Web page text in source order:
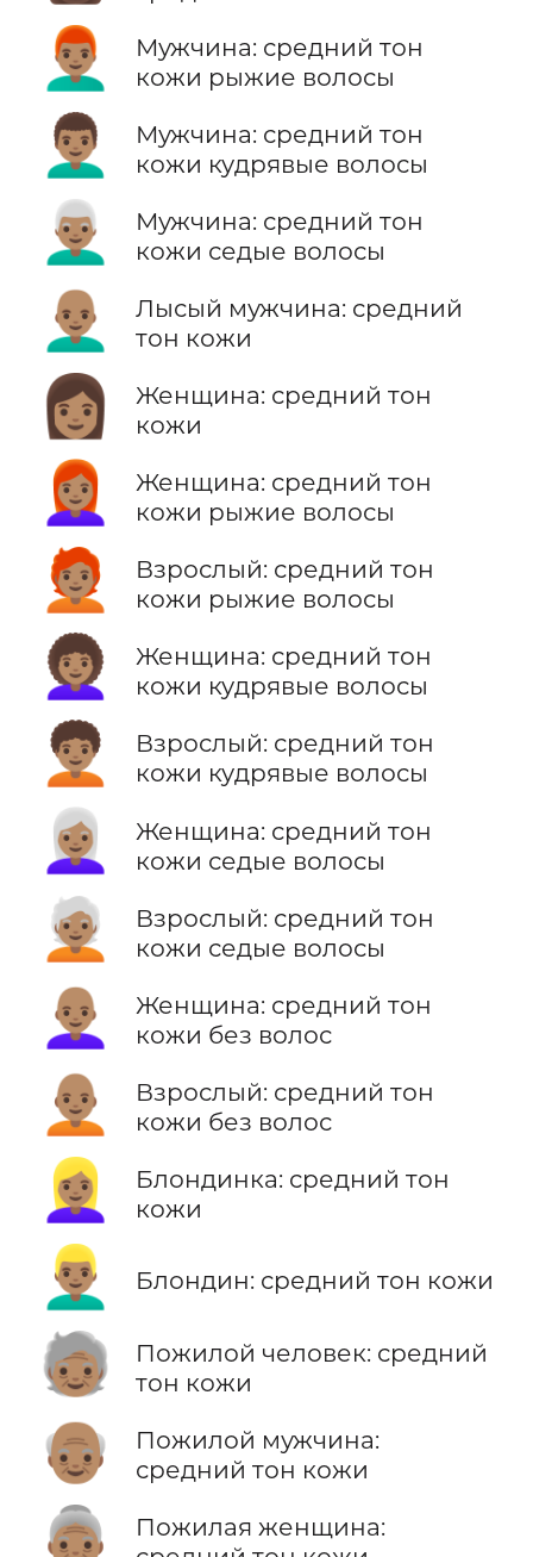
👨🏽‍🦰
Мужчина: средний тон
кожи рыжие волосы
👨🏽‍🦱
Мужчина: средний тон
кожи кудрявые волосы
👨🏽‍🦳
Мужчина: средний тон
кожи седые волосы
👨🏽‍🦲
Лысый мужчина: средний
тон кожи
👩🏽
Женщина: средний тон
кожи
👩🏽‍🦰
Женщина: средний тон
кожи рыжие волосы
🧑🏽‍🦰
Взрослый: средний тон
кожи рыжие волосы
👩🏽‍🦱
Женщина: средний тон
кожи кудрявые волосы
🧑🏽‍🦱
Взрослый: средний тон
кожи кудрявые волосы
👩🏽‍🦳
Женщина: средний тон
кожи седые волосы
🧑🏽‍🦳
Взрослый: средний тон
кожи седые волосы
👩🏽‍🦲
Женщина: средний тон
кожи без волос
🧑🏽‍🦲
Взрослый: средний тон
кожи без волос
👱🏽‍♀️
Блондинка: средний тон
кожи
👱🏽‍♂️ Блондин: средний тон кожи
🧓🏽
Пожилой человек: средний
тон кожи
👴🏽
Пожилой мужчина:
средний тон кожи
👵🏽
Пожилая женщина: